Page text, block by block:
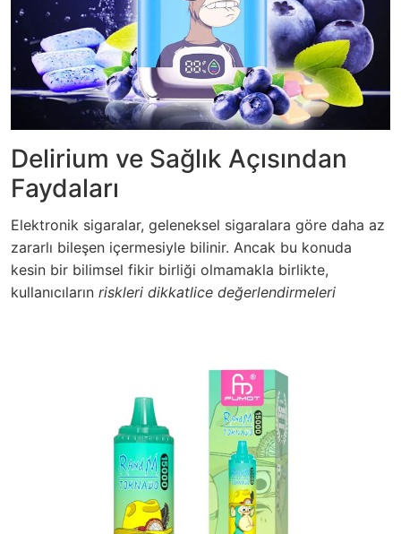
Delirium ve Sağlık Açısından
Faydaları
Elektronik sigaralar, geleneksel sigaralara göre daha az
zararlı bileşen içermesiyle bilinir. Ancak bu konuda
kesin bir bilimsel fikir birliği olmamakla birlikte,
kullanıcıların riskleri dikkatlice değerlendirmeleri